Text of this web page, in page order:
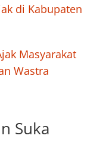
di Kabupaten
Masyarakat
Wastra
Suka